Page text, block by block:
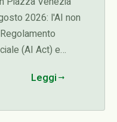
2026: l'AI non
(AI Act) e
delle persone",
in
Leggi